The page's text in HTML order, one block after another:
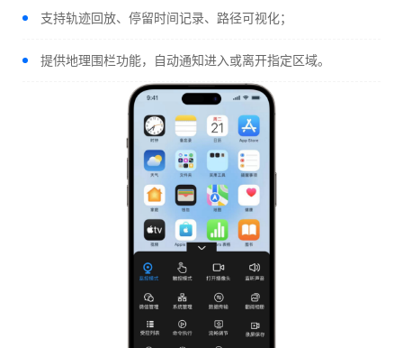
支持轨迹回放、停留时间记录、路径可视化；
提供地理围栏功能，自动通知进入或离开指定区域。